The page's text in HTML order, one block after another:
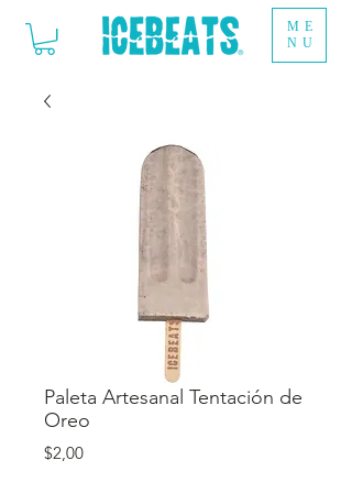
ME
NU
Paleta Artesanal Tentación de
Oreo
$2,00Precio